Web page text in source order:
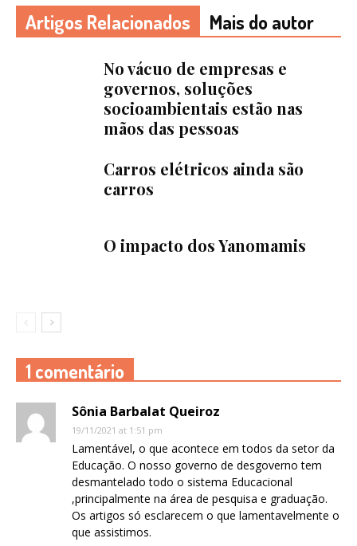
Artigos Relacionados Mais do autor
No vácuo de empresas e
governos, soluções
socioambientais estão nas
mãos das pessoas
Carros elétricos ainda são
carros
O impacto dos Yanomamis
1 comentário
Sônia Barbalat Queiroz
19/11/2021 at 1:51 pm
Lamentável, o que acontece em todos da setor da
Educação. O nosso governo de desgoverno tem
desmantelado todo o sistema Educacional
,principalmente na área de pesquisa e graduação.
Os artigos só esclarecem o que lamentavelmente o
que assistimos.